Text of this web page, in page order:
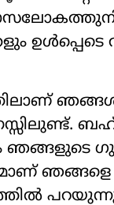
ഞങ്ങളുടെ
ഞങ്ങളെ